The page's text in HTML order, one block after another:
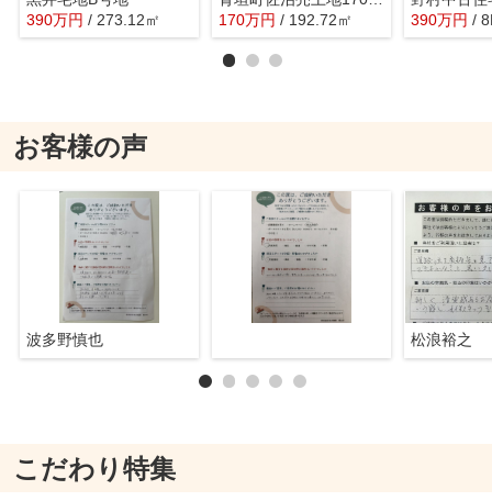
390万円 / 273.12㎡
170万円 / 192.72㎡
390万円 /
お客様の声
波多野慎也 松浪裕之
こだわり特集